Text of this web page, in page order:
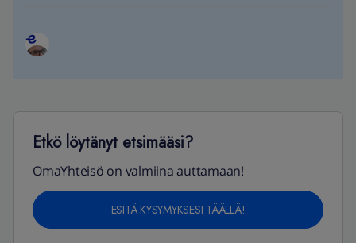
Etkö löytänyt etsimääsi?
OmaYhteisö on valmiina auttamaan!
ESITÄ KYSYMYKSESI TÄÄLLÄ!